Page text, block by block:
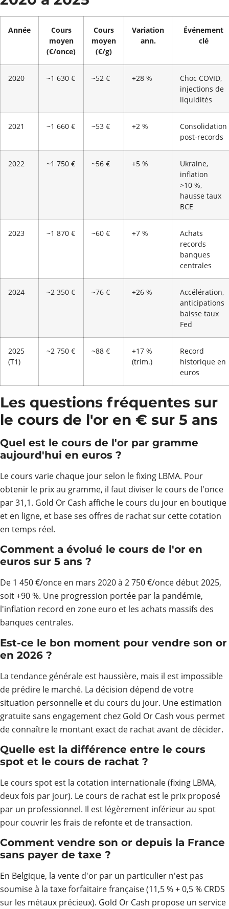
Année
Cours
moyen
(€/once)
Cours
moyen
(€/g)
Variation
ann.
Événement
clé
2020 ~1 630 € ~52 € +28 %
Choc COVID,
injections de
liquidités
2021 ~1 660 € ~53 € +2 %
Consolidation
post-records
2022 ~1 750 € ~56 € +5 %
Ukraine,
inflation
>10 %,
hausse taux
BCE
2023 ~1 870 € ~60 € +7 %
Achats
records
banques
centrales
2024 ~2 350 € ~76 € +26 %
Accélération,
anticipations
baisse taux
Fed
2025
(T1)
~2 750 € ~88 €
+17 %
(trim.)
Record
historique en
euros
Les questions fréquentes sur
le cours de l'or en € sur 5 ans
Quel est le cours de l'or par gramme
aujourd'hui en euros ?
Le cours varie chaque jour selon le fixing LBMA. Pour
obtenir le prix au gramme, il faut diviser le cours de l'once
par 31,1. Gold Or Cash affiche le cours du jour en boutique
et en ligne, et base ses offres de rachat sur cette cotation
en temps réel.
Comment a évolué le cours de l'or en
euros sur 5 ans ?
De 1 450 €/once en mars 2020 à 2 750 €/once début 2025,
soit +90 %. Une progression portée par la pandémie,
l'inflation record en zone euro et les achats massifs des
banques centrales.
Est-ce le bon moment pour vendre son or
en 2026 ?
La tendance générale est haussière, mais il est impossible
de prédire le marché. La décision dépend de votre
situation personnelle et du cours du jour. Une estimation
gratuite sans engagement chez Gold Or Cash vous permet
de connaître le montant exact de rachat avant de décider.
Quelle est la différence entre le cours
spot et le cours de rachat ?
Le cours spot est la cotation internationale (fixing LBMA,
deux fois par jour). Le cours de rachat est le prix proposé
par un professionnel. Il est légèrement inférieur au spot
pour couvrir les frais de refonte et de transaction.
Comment vendre son or depuis la France
sans payer de taxe ?
En Belgique, la vente d'or par un particulier n'est pas
soumise à la taxe forfaitaire française (11,5 % + 0,5 % CRDS
sur les métaux précieux). Gold Or Cash propose un service